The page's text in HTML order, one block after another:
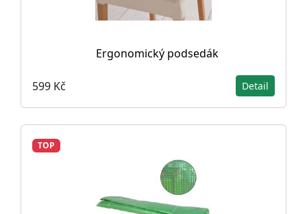
Ergonomický podsedák
599 Kč Detail
TOP